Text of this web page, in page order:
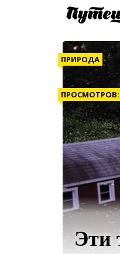
ПРИРОДА
ПРОСМОТРОВ:
Эти